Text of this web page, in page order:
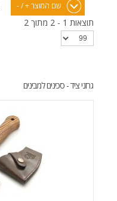
שם המוצר + / -
תוצאות 1 - 2 מתוך 2
גרזני ציד - סכינים למבינים